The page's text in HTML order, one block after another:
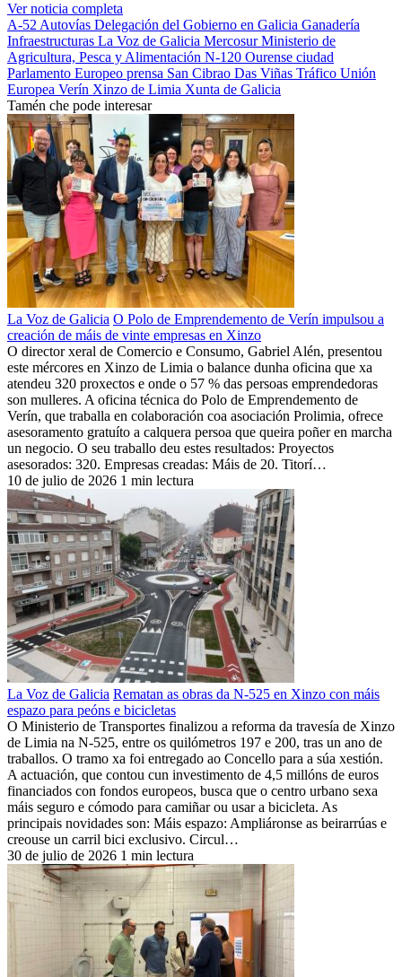
Ver noticia completa
A-52 Autovías Delegación del Gobierno en Galicia Ganadería
Infraestructuras La Voz de Galicia MercosurMinisterio de
Agricultura, Pesca y Alimentación N-120 Ourense ciudad
Parlamento Europeo prensa San Cibrao Das Viñas Tráfico Unión
Europea Verín Xinzo de Limia Xunta de Galicia
Tamén che pode interesar
La Voz de Galicia O Polo de Emprendemento de Verín impulsou a
creación de máis de vinte empresas en Xinzo
O director xeral de Comercio e Consumo, Gabriel Alén, presentou
este mércores en Xinzo de Limia o balance dunha oficina que xa
atendeu 320 proxectos e onde o 57 % das persoas emprendedoras
son mulleres. A oficina técnica do Polo de Emprendemento de
Verín, que traballa en colaboración coa asociación Prolimia, ofrece
asesoramento gratuíto a calquera persoa que queira poñer en marcha
un negocio. O seu traballo deu estes resultados: Proyectos
asesorados: 320. Empresas creadas: Máis de 20. Titorí…
10 de julio de 2026 1 min lectura
La Voz de Galicia Rematan as obras da N-525 en Xinzo con máis
espazo para peóns e bicicletas
O Ministerio de Transportes finalizou a reforma da travesía de Xinzo
de Limia na N-525, entre os quilómetros 197 e 200, tras un ano de
traballos. O tramo xa foi entregado ao Concello para a súa xestión.
A actuación, que contou cun investimento de 4,5 millóns de euros
financiados con fondos europeos, busca que o centro urbano sexa
máis seguro e cómodo para camiñar ou usar a bicicleta. As
principais novidades son: Máis espazo: Ampliáronse as beirarrúas e
creouse un carril bici exclusivo. Circul…
30 de julio de 2026 1 min lectura